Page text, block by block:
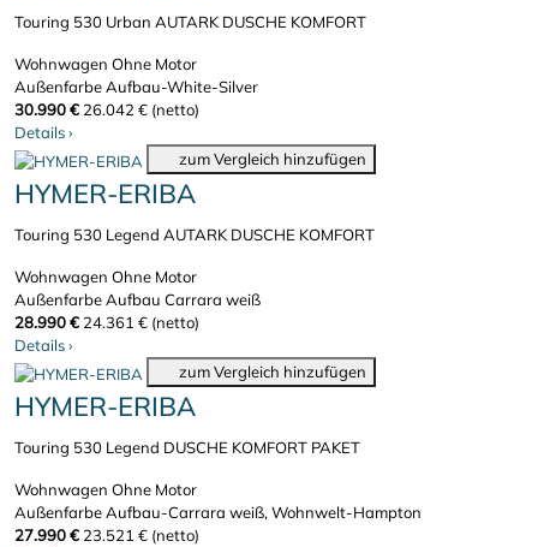
Touring 530 Urban AUTARK DUSCHE KOMFORT
Wohnwagen Ohne Motor
Außenfarbe Aufbau-White-Silver
30.990 € 26.042 € (netto)
Details›
zum Vergleich hinzufügen
HYMER-ERIBA
Touring 530 Legend AUTARK DUSCHE KOMFORT
Wohnwagen Ohne Motor
Außenfarbe Aufbau Carrara weiß
28.990 € 24.361 € (netto)
Details›
zum Vergleich hinzufügen
HYMER-ERIBA
Touring 530 Legend DUSCHE KOMFORT PAKET
Wohnwagen Ohne Motor
Außenfarbe Aufbau-Carrara weiß, Wohnwelt-Hampton
27.990 € 23.521 € (netto)